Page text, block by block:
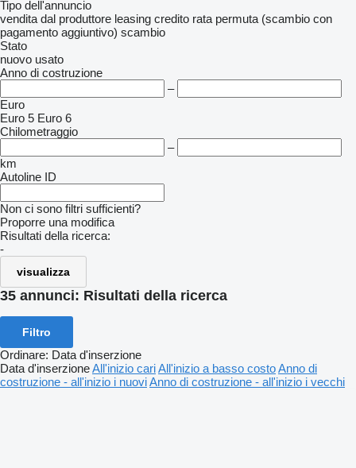
Tipo dell'annuncio
vendita dal produttore leasing credito rata permuta (scambio con
pagamento aggiuntivo) scambio
Stato
nuovo usato
Anno di costruzione
–
Euro
Euro 5 Euro 6
Chilometraggio
–
km
Autoline ID
Non ci sono filtri sufficienti?
Proporre una modifica
Risultati della ricerca:
-
visualizza
35 annunci: Risultati della ricerca
Filtro
Ordinare: Data d'inserzione
Data d'inserzioneAll'inizio cariAll'inizio a basso costoAnno di
costruzione - all'inizio i nuoviAnno di costruzione - all'inizio i vecchi